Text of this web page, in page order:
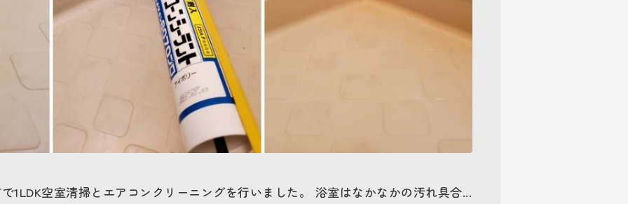
1LDK空室清掃とエアコンクリーニングを行いました。 浴室はなかなかの汚れ具合...